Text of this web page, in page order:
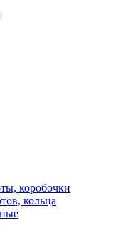
коробочки
кольца